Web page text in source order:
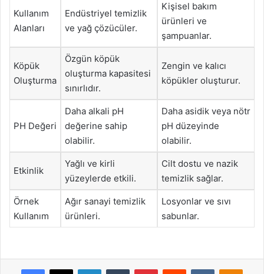
Kullanım
Alanları
Endüstriyel temizlik
ve yağ çözücüler.
Kişisel bakım
ürünleri ve
şampuanlar.
Köpük
Oluşturma
Özgün köpük
oluşturma kapasitesi
sınırlıdır.
Zengin ve kalıcı
köpükler oluşturur.
PH Değeri
Daha alkali pH
değerine sahip
olabilir.
Daha asidik veya nötr
pH düzeyinde
olabilir.
Etkinlik
Yağlı ve kirli
yüzeylerde etkili.
Cilt dostu ve nazik
temizlik sağlar.
Örnek
Kullanım
Ağır sanayi temizlik
ürünleri.
Losyonlar ve sıvı
sabunlar.
Facebook
X LinkedInTumblr PinterestReddit VKontakte